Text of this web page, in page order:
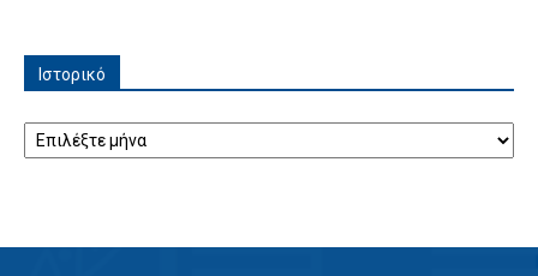
Ιστορικό